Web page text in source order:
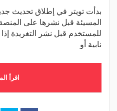
بدأت تويتر في إطلاق تحديث
المسيئة قبل نشرها على
للمستخدم قبل نشر التغريدة
نابية أو
اقرأ